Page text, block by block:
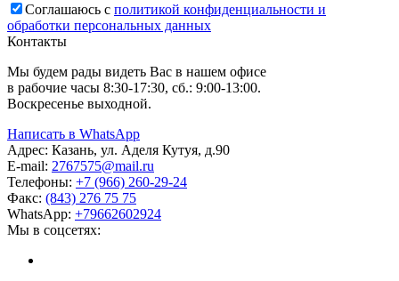
Соглашаюсь с политикой конфиденциальности и
обработки персональных данных
Контакты
Мы будем рады видеть Вас в нашем офисе
в рабочие часы 8:30-17:30, сб.: 9:00-13:00.
Воскресенье выходной.
Написать в WhatsApp
Адрес: Казань, ул. Аделя Кутуя, д.90
E-mail: 2767575@mail.ru
Телефоны: +7 (966) 260-29-24
Факс: (843) 276 75 75
WhatsApp: +79662602924
Мы в соцсетях: